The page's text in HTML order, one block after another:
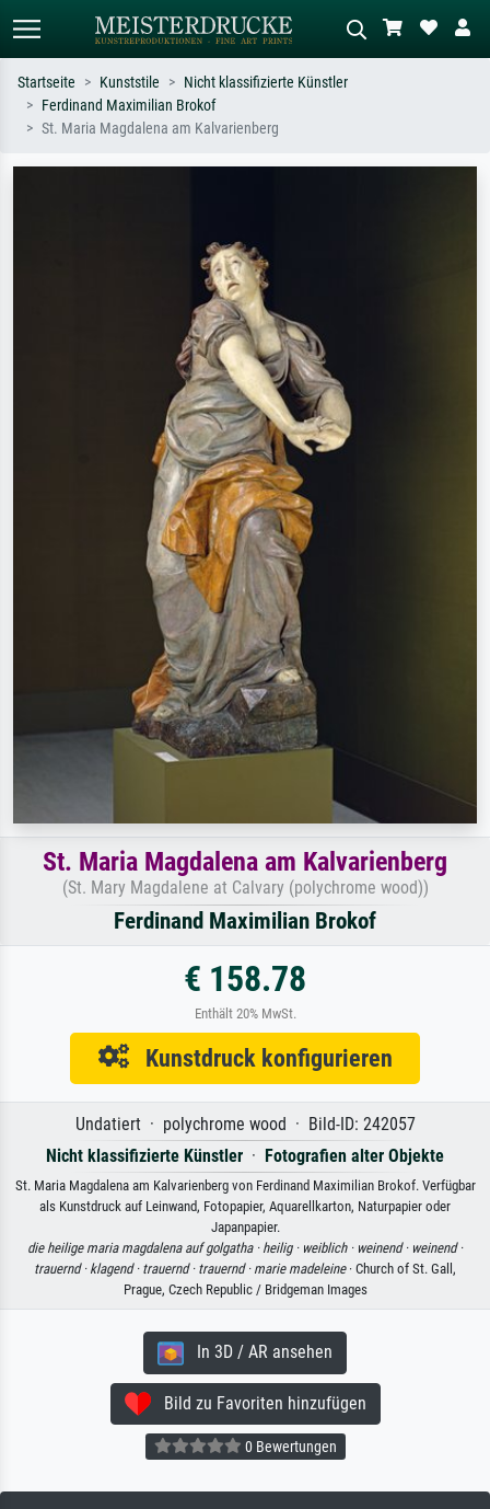
Standardsuche
Startseite Kunststile
Nicht klassifizierte Künstler
Ferdinand Maximilian Brokof
St. Maria Magdalena am Kalvarienberg
St. Maria Magdalena am Kalvarienberg
(St. Mary Magdalene at Calvary (polychrome wood))
Ferdinand Maximilian Brokof
€ 158.78
Enthält 20% MwSt.
Kunstdruck konfigurieren
Undatiert · polychrome wood · Bild-ID: 242057
Nicht klassifizierte Künstler · Fotografien alter Objekte
St. Maria Magdalena am Kalvarienberg von Ferdinand Maximilian Brokof. Verfügbar
als Kunstdruck auf Leinwand, Fotopapier, Aquarellkarton, Naturpapier oder
Japanpapier.
die heilige maria magdalena auf golgatha · heilig · weiblich · weinend · weinend ·
trauernd · klagend · trauernd · trauernd · marie madeleine· Church of St. Gall,
Prague, Czech Republic / Bridgeman Images
In 3D / AR ansehen
Bild zu Favoriten hinzufügen
0 Bewertungen